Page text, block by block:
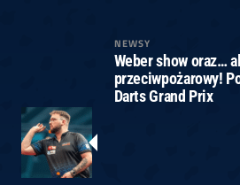
NEWSY
Weber show oraz…
przeciwpożarowy!
Darts Grand Prix